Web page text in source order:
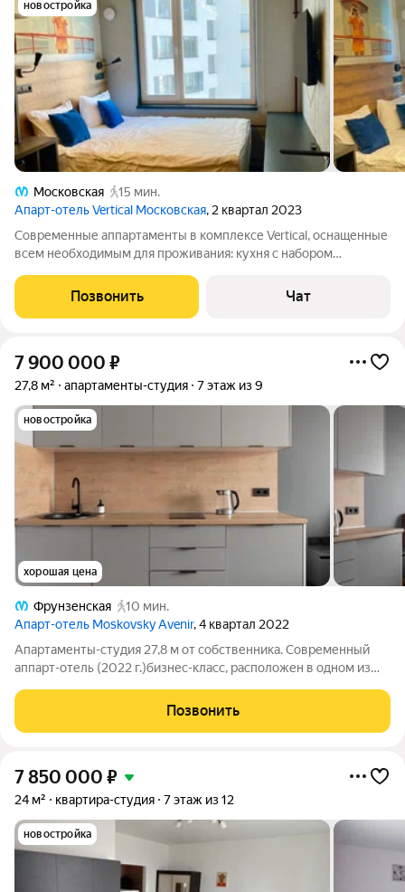
новостройка
Московская
15 мин.
Апарт-отель Vertical Московская, 2 квартал 2023
Современные аппартаменты в комплексе Vertical, оснащенные
всем необходимым для проживания: кухня с набором
печь, холодильник, чайник. Новая двуспальная кровать. Есть
индивидуальный металлический
Позвонить Чат
7 900 000 ₽
27,8 м² апартаменты-студия 7 этаж из 9
новостройка
хорошая цена
Фрунзенская
10 мин.
Апарт-отель Moskovsky Avenir, 4 квартал 2022
Апартаменты-студия 27,8 м от собственника. Современный
аппарт-отель (2022 г.)бизнес-класс, расположен в одном из
станции метро и остановка общественного транспорта).
Круглосуточная охрана,
Позвонить
7 850 000 ₽
24 м² квартира-студия 7 этаж из 12
новостройка